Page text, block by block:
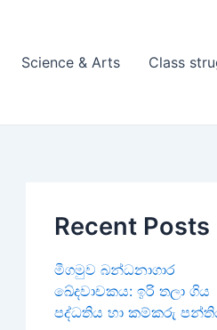
Science & Arts Class
Recent Posts
මීගමුව බන්ධනාගාර
ඛේදවාචකය: ඉරි තලා ගිය
පද්ධතිය හා කම්කරු